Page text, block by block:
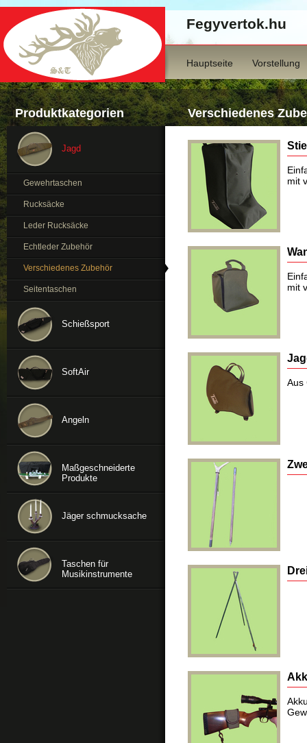
Fegyvertok.hu
Hauptseite Vorstellung
Produktkategorien Verschiedenes
Jagd
Gewehrtaschen
Rucksäcke
Leder Rucksäcke
Echtleder Zubehör
Verschiedenes Zubehör
Seitentaschen
Schießsport
SoftAir
Angeln
Maßgeschneiderte
Produkte
Jäger schmucksache
Taschen für
Musikinstrumente
mit
mit
Aus